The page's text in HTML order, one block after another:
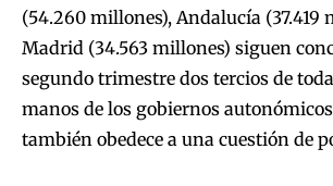
(54.260 millones), Andalucía (37.419
Madrid (34.563 millones) siguen
segundo trimestre dos tercios de
manos de los gobiernos
también obedece a una cuestión de